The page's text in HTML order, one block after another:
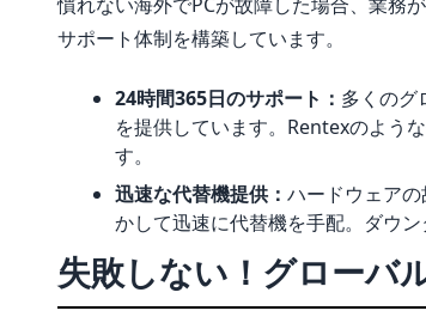
サポート体制を構築しています。
24時間365日のサポート： 多くのグ
を提供しています。Rentexのよう
す。
迅速な代替機提供： ハードウェア
かして迅速に代替機を手配。ダウ
失敗しない！グローバ